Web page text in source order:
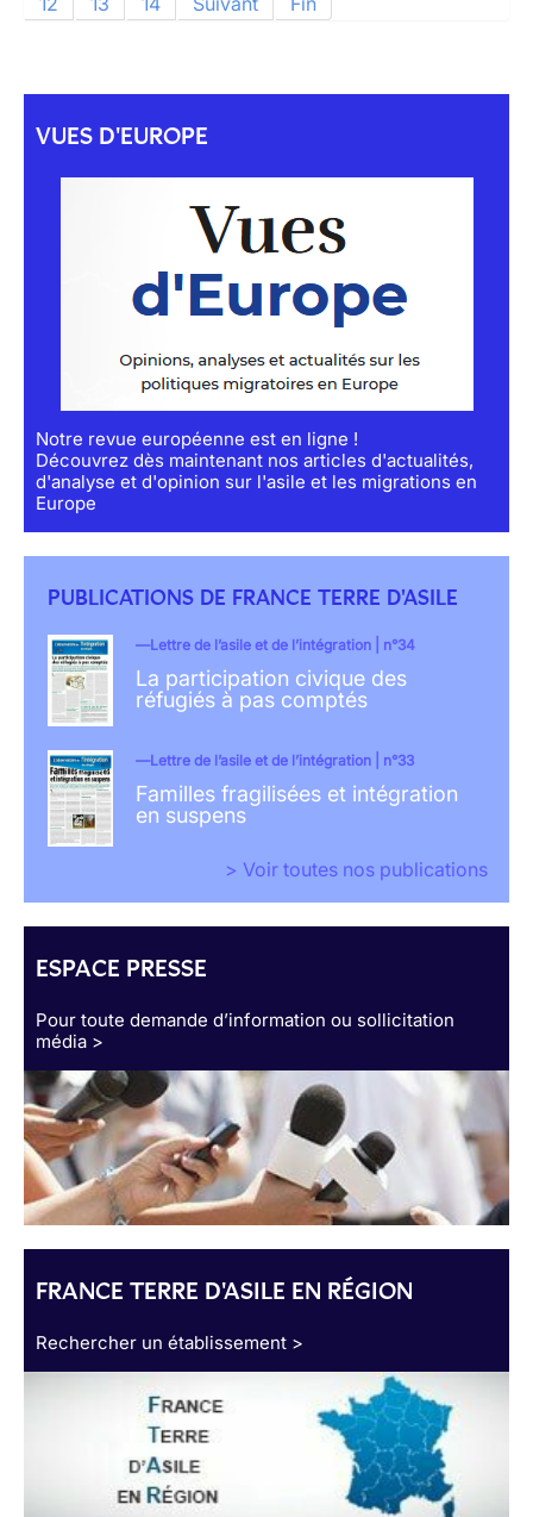
VUES D'EUROPE
Notre revue européenne est en ligne !
Découvrez dès maintenant nos articles d'actualités,
d'analyse et d'opinion sur l'asile et les migrations en
Europe
PUBLICATIONS DE FRANCE TERRE D'ASILE
Lettre de l’asile et de l’intégration | n°34
La participation civique des
réfugiés à pas comptés
Lettre de l’asile et de l’intégration | n°33
Familles fragilisées et intégration
en suspens
> Voir toutes nos publications
ESPACE PRESSE
Pour toute demande d’information ou sollicitation
média >
FRANCE TERRE D'ASILE EN RÉGION
Rechercher un établissement >